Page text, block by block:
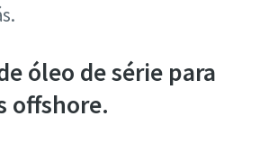
óleo de série para
offshore.